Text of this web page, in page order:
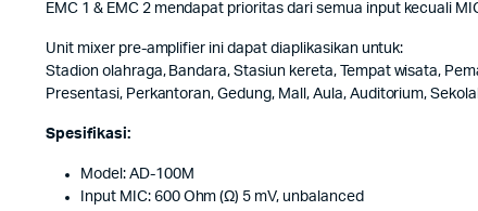
EMC 1 & EMC 2 mendapat prioritas dari semua input kecuali
Unit mixer pre-amplifier ini dapat diaplikasikan untuk:
Stadion olahraga, Bandara, Stasiun kereta, Tempat wisata,
Presentasi, Perkantoran, Gedung, Mall, Aula, Auditorium,
Spesifikasi:
Model: AD-100M
Input MIC: 600 Ohm (Ω) 5 mV, unbalanced